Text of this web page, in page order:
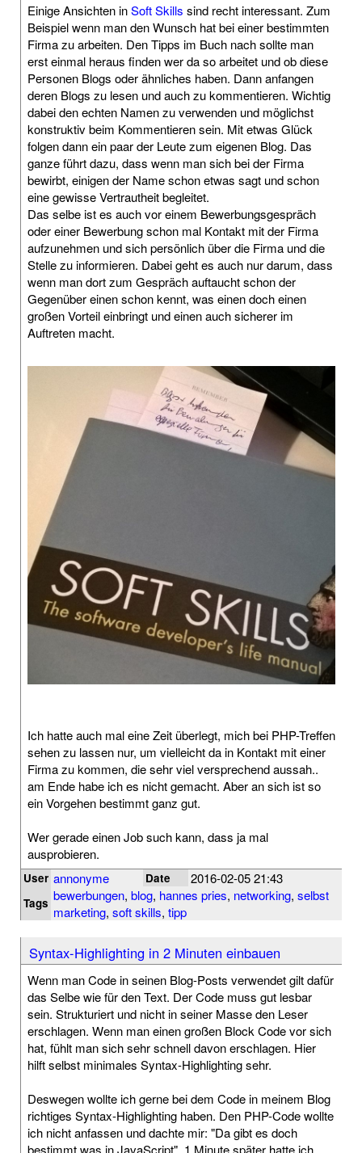
Einige Ansichten inSoft Skills sind recht interessant. Zum
Beispiel wenn man den Wunsch hat bei einer bestimmten
Firma zu arbeiten. Den Tipps im Buch nach sollte man
erst einmal heraus finden wer da so arbeitet und ob diese
Personen Blogs oder ähnliches haben. Dann anfangen
deren Blogs zu lesen und auch zu kommentieren. Wichtig
dabei den echten Namen zu verwenden und möglichst
konstruktiv beim Kommentieren sein. Mit etwas Glück
folgen dann ein paar der Leute zum eigenen Blog. Das
ganze führt dazu, dass wenn man sich bei der Firma
bewirbt, einigen der Name schon etwas sagt und schon
eine gewisse Vertrautheit begleitet.
Das selbe ist es auch vor einem Bewerbungsgespräch
oder einer Bewerbung schon mal Kontakt mit der Firma
aufzunehmen und sich persönlich über die Firma und die
Stelle zu informieren. Dabei geht es auch nur darum, dass
wenn man dort zum Gespräch auftaucht schon der
Gegenüber einen schon kennt, was einen doch einen
großen Vorteil einbringt und einen auch sicherer im
Auftreten macht.
Ich hatte auch mal eine Zeit überlegt, mich bei PHP-Treffen
sehen zu lassen nur, um vielleicht da in Kontakt mit einer
Firma zu kommen, die sehr viel versprechend aussah..
am Ende habe ich es nicht gemacht. Aber an sich ist so
ein Vorgehen bestimmt ganz gut.
Wer gerade einen Job such kann, dass ja mal
ausprobieren.
User annonyme Date 2016-02-05 21:43
Tags bewerbungen, blog, hannes pries, networking, selbst
marketing, soft skills, tipp
Syntax-Highlighting in 2 Minuten einbauen
Wenn man Code in seinen Blog-Posts verwendet gilt dafür
das Selbe wie für den Text. Der Code muss gut lesbar
sein. Strukturiert und nicht in seiner Masse den Leser
erschlagen. Wenn man einen großen Block Code vor sich
hat, fühlt man sich sehr schnell davon erschlagen. Hier
hilft selbst minimales Syntax-Highlighting sehr.
Deswegen wollte ich gerne bei dem Code in meinem Blog
richtiges Syntax-Highlighting haben. Den PHP-Code wollte
ich nicht anfassen und dachte mir: "Da gibt es doch
bestimmt was in JavaScript". 1 Minute später hatte ich